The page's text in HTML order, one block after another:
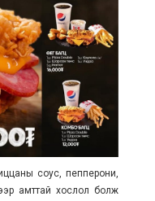
соус, пепперони,
амттай хослол болж